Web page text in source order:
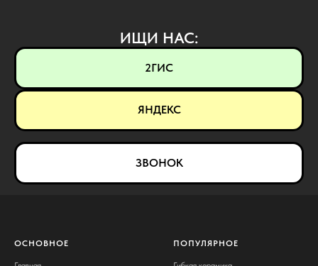
ИЩИ НАС:
2ГИС
ЯНДЕКС
ЗВОНОК
ОСНОВНОЕ ПОПУЛЯРНОЕ